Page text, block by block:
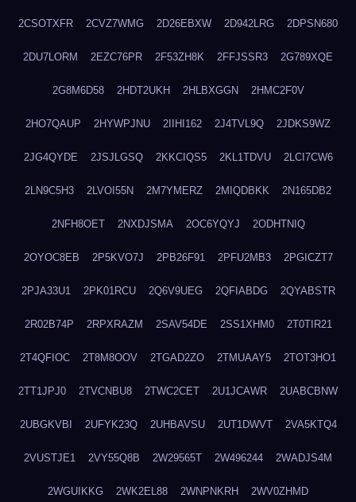
2CSOTXFR 2CVZ7WMG 2D26EBXW 2D942LRG 2DPSN680
2DU7LORM 2EZC76PR 2F53ZH8K 2FFJSSR3 2G789XQE
2G8M6D58 2HDT2UKH 2HLBXGGN 2HMC2F0V
2HO7QAUP 2HYWPJNU 2IIHI162 2J4TVL9Q 2JDKS9WZ
2JG4QYDE 2JSJLGSQ 2KKCIQS5 2KL1TDVU 2LCI7CW6
2LN9C5H3 2LVOI55N 2M7YMERZ 2MIQDBKK 2N165DB2
2NFH8OET 2NXDJSMA 2OC6YQYJ 2ODHTNIQ
2OYOC8EB 2P5KVO7J 2PB26F91 2PFU2MB3 2PGICZT7
2PJA33U1 2PK01RCU 2Q6V9UEG 2QFIABDG 2QYABSTR
2R02B74P 2RPXRAZM 2SAV54DE 2SS1XHM0 2T0TIR21
2T4QFIOC 2T8M8OOV 2TGAD2ZO 2TMUAAY5 2TOT3HO1
2TT1JPJ0 2TVCNBU8 2TWC2CET 2U1JCAWR 2UABCBNW
2UBGKVBI 2UFYK23Q 2UHBAVSU 2UT1DWVT 2VA5KTQ4
2VUSTJE1 2VY55Q8B 2W29565T 2W496244 2WADJS4M
2WGUIKKG 2WK2EL88 2WNPNKRH 2WV0ZHMD